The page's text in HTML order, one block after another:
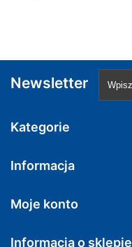
Newsletter
Kategorie
Informacja
Moje konto
Informacja o sklepie